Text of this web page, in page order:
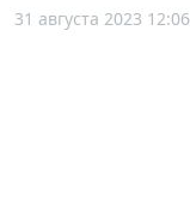
31 августа 2023 12:06